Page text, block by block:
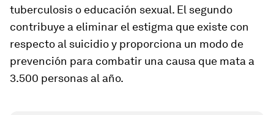
tuberculosis o educación sexual. El segundo
contribuye a eliminar el estigma que existe con
respecto al suicidio y proporciona un modo de
prevención para combatir una causa que mata a
3.500 personas al año.